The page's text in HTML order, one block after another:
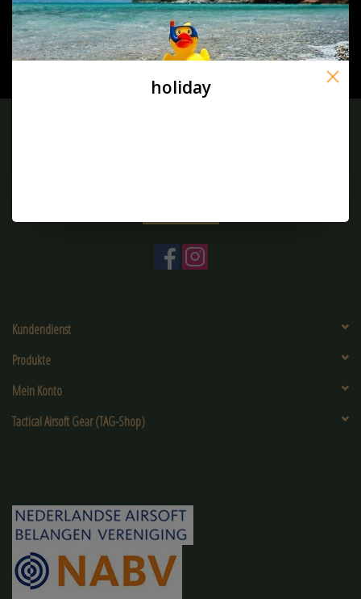
Kundendienst
Produkte
Mein Konto
Tactical Airsoft Gear (TAG-Shop)
holiday